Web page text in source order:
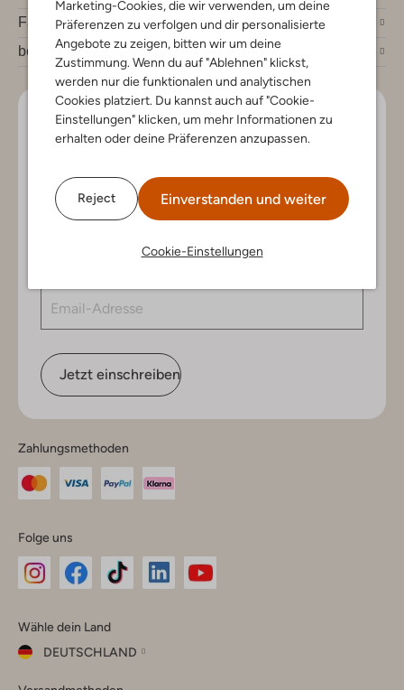
Marketing-Cookies, die wir verwenden, um deine
Präferenzen zu verfolgen und dir personalisierte
Angebote zu zeigen, bitten wir um deine
Zustimmung. Wenn du auf "Ablehnen" klickst,
werden nur die funktionalen und analytischen
Cookies platziert. Du kannst auch auf "Cookie-
Einstellungen" klicken, um mehr Informationen zu
erhalten oder deine Präferenzen anzupassen.
Reject Einverstanden und weiter
Cookie-Einstellungen
Fashion News
bei Omoda
Lass uns in Kontakt bleiben
exklusiven Angeboten, nur für dich. Abonniere den
Newsletter und gewinne einen Einkaufsgutschein im
Wert von €150.
Jetzt einschreiben
Zahlungsmethoden
Folge uns
Instagram
Facebook
TikTok
Wähle dein Land
DEUTSCHLAND